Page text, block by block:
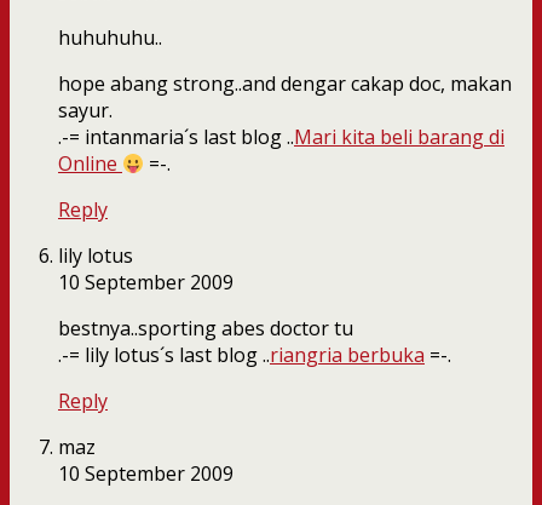
huhuhuhu..
hope abang strong..and dengar cakap doc, makan
sayur.
.-= intanmaria´s last blog ..Mari kita beli barang di
Online
=-.
Reply
lily lotus
10 September 2009
bestnya..sporting abes doctor tu
.-= lily lotus´s last blog ..riangria berbuka =-.
Reply
maz
10 September 2009